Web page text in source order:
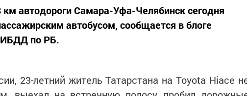
автодороги Самара-Уфа-Челябинск сегодня
автобусом, сообщается в блоге
по РБ.
23-летний житель Татарстана на Toyota Hiace